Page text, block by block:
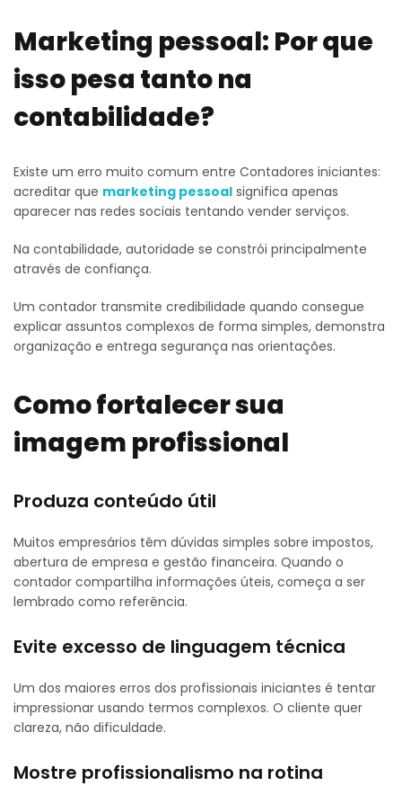
Marketing pessoal: Por que
isso pesa tanto na
contabilidade?
Existe um erro muito comum entre Contadores iniciantes:
acreditar que marketing pessoal significa apenas
aparecer nas redes sociais tentando vender serviços.
Na contabilidade, autoridade se constrói principalmente
através de confiança.
Um contador transmite credibilidade quando consegue
explicar assuntos complexos de forma simples, demonstra
organização e entrega segurança nas orientações.
Como fortalecer sua
imagem profissional
Produza conteúdo útil
Muitos empresários têm dúvidas simples sobre impostos,
abertura de empresa e gestão financeira. Quando o
contador compartilha informações úteis, começa a ser
lembrado como referência.
Evite excesso de linguagem técnica
Um dos maiores erros dos profissionais iniciantes é tentar
impressionar usando termos complexos. O cliente quer
clareza, não dificuldade.
Mostre profissionalismo na rotina